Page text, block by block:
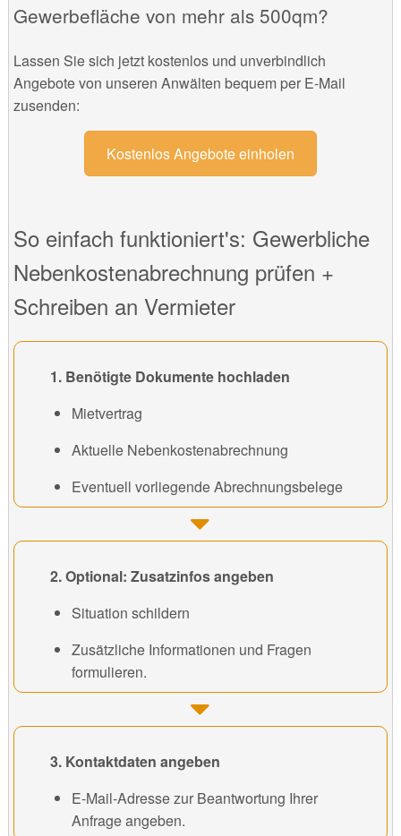
Gewerbefläche von mehr als 500qm?
Lassen Sie sich jetzt kostenlos und unverbindlich
Angebote von unseren Anwälten bequem per E-Mail
zusenden:
Kostenlos Angebote einholen
So einfach funktioniert's: Gewerbliche
Nebenkostenabrechnung prüfen +
Schreiben an Vermieter
1. Benötigte Dokumente hochladen
Mietvertrag
Aktuelle Nebenkostenabrechnung
Eventuell vorliegende Abrechnungsbelege
2. Optional: Zusatzinfos angeben
Situation schildern
Zusätzliche Informationen und Fragen
formulieren.
3. Kontaktdaten angeben
E-Mail-Adresse zur Beantwortung Ihrer
Anfrage angeben.